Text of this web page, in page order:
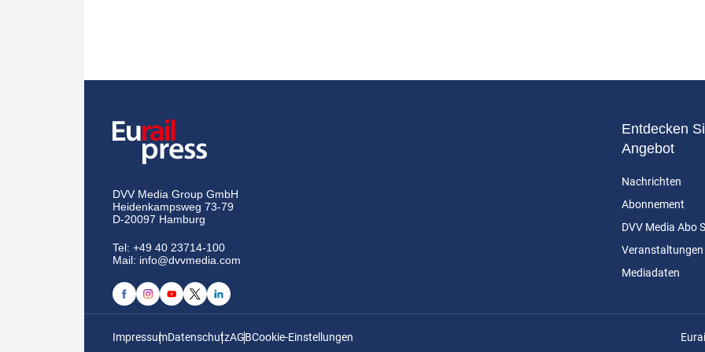
DVV Media Group GmbH
Heidenkampsweg 73-79
D-20097 Hamburg
Tel: +49 40 23714-100
Mail: info@dvvmedia.com
Entdecken
Angebot
Nachrichten
Abonnement
DVV Media Abo
Veranstaltungen
Mediadaten
ImpressumDatenschutzAGBCookie-Einstellungen